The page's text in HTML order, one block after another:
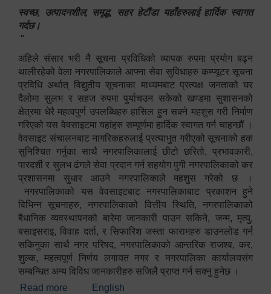
स्वच्छ, उत्पादनशील, समृद्ध, सहर हेटौंडा यहाँहरुलाई हार्दिक स्वागत
गर्दछ।
"
अहिले संसार भरी नै सूचना प्रविधिको व्यापक रुपमा प्रयोग बढ्न
थालीरहेको वेला नगरपालिकाले आफ्ना सेवा सुविधाहरु कम्प्यूटर सूचना
प्रविधि अर्थात् विद्युतीय सूचनाका माध्यमबाट प्रत्यक्ष जनताको घर
दैलोमा सुलभ र सहज रुपमा पुर्याचउन सकेको खण्डमा सुशासनको
क्षेत्रमा धेरै महत्वपुर्ण उपलब्धिहरु हासिल हुन सक्ने महशुस गरी निर्माण
गरिएको यस वेवसाइटमा यहांहरु सम्पूर्णमा हार्दिक स्वागत गर्न चाहन्छौं ।
वेवसाइट संचालनबाट नागरिकहरुलाई प्रत्याभुत गरीएको सूचनाको हक
सुनिश्चित गर्नुका साथै नगरपालिकालाई छीटो छरितो, प्रभावकारी,
पारदर्शी र सुलभ ढंगले सेवा प्रदान गर्न सहयोग पुगी नगरपालिकाको कर
प्रशासनमा सुधार आउने नगरपालिकाले महशुस गरेको छ ।
नगरपालिकाको यस वेवसाइटबाट नगरपालिकाबाट प्रकाशन हुने
विभिन्न सूचनाहरु, नगरपालिकाको वित्तीय स्थिति, नगरपालिकाको
बैधानिक व्यवस्थापनको बारेमा जानकारी पाउन सकिने, जन्म, मृत्यु,
बसाइसराइ, विवाह दर्ता, र सिफारिश जस्ता फारामहरु डाउनलोड गर्न
सकिनुका साथै नगर परिषद, नगरपालिकाको आन्तरिक राजश्व, कर,
शुल्क, महत्वपूर्ण निर्णय लगायत नगर र नगरपालिका कार्यालयसंग
सम्बन्धित अन्य विविध जानकारीहरु सजिलै प्राप्त गर्न सक्नु हुनेछ ।
Read more about स्वागतम!!!
English